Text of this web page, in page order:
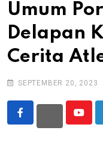
Podcast
Tentang Kami
Umum
Delapan
Cerita
SEPTEMBER 20, 2023